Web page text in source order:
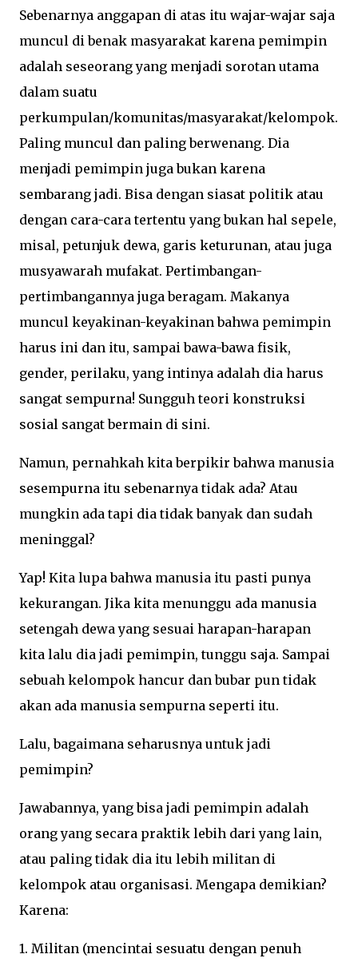
Sebenarnya anggapan di atas itu wajar-wajar saja
muncul di benak masyarakat karena pemimpin
adalah seseorang yang menjadi sorotan utama
dalam suatu
perkumpulan/komunitas/masyarakat/kelompok.
Paling muncul dan paling berwenang. Dia
menjadi pemimpin juga bukan karena
sembarang jadi. Bisa dengan siasat politik atau
dengan cara-cara tertentu yang bukan hal sepele,
misal, petunjuk dewa, garis keturunan, atau juga
musyawarah mufakat. Pertimbangan-
pertimbangannya juga beragam. Makanya
muncul keyakinan-keyakinan bahwa pemimpin
harus ini dan itu, sampai bawa-bawa fisik,
gender, perilaku, yang intinya adalah dia harus
sangat sempurna! Sungguh teori konstruksi
sosial sangat bermain di sini.
Namun, pernahkah kita berpikir bahwa manusia
sesempurna itu sebenarnya tidak ada? Atau
mungkin ada tapi dia tidak banyak dan sudah
meninggal?
Yap! Kita lupa bahwa manusia itu pasti punya
kekurangan. Jika kita menunggu ada manusia
setengah dewa yang sesuai harapan-harapan
kita lalu dia jadi pemimpin, tunggu saja. Sampai
sebuah kelompok hancur dan bubar pun tidak
akan ada manusia sempurna seperti itu.
Lalu, bagaimana seharusnya untuk jadi
pemimpin?
Jawabannya, yang bisa jadi pemimpin adalah
orang yang secara praktik lebih dari yang lain,
atau paling tidak dia itu lebih militan di
kelompok atau organisasi. Mengapa demikian?
Karena:
1. Militan (mencintai sesuatu dengan penuh